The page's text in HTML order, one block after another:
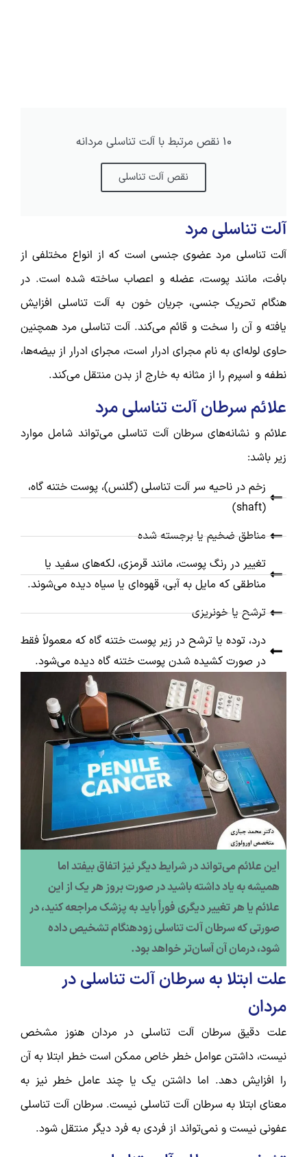
10 نقص مرتبط با آلت تناسلی مردانه
نقص آلت تناسلی
آلت تناسلی مرد
آلت تناسلی مرد عضوی جنسی است که از انواع مختلفی از
بافت، مانند پوست، عضله و اعصاب ساخته شده است. در
هنگام تحریک جنسی، جریان خون به آلت تناسلی افزایش
یافته و آن را سخت و قائم می‌کند. آلت تناسلی مرد همچنین
حاوی لوله‌ای به نام مجرای ادرار است، مجرای ادرار از بیضه‌ها،
نطفه و اسپرم را از مثانه به خارج از بدن منتقل می‌کند.
علائم سرطان آلت تناسلی مرد
علائم و نشانه‌های سرطان آلت تناسلی می‌تواند شامل موارد
زیر باشد:
زخم در ناحیه سر آلت تناسلی (گلنس)، پوست ختنه گاه،
(shaft)
مناطق ضخیم یا برجسته شده
تغییر در رنگ پوست، مانند قرمزی، لکه‌های سفید یا
مناطقی که مایل به آبی، قهوه‌ای یا سیاه دیده می‌شوند.
ترشح یا خونریزی
درد، توده یا ترشح در زیر پوست ختنه گاه که معمولاً فقط
در صورت کشیده شدن پوست ختنه گاه دیده می‌شود.
این علائم می‌تواند در شرایط دیگر نیز اتفاق بیفتد اما
همیشه به یاد داشته باشید در صورت بروز هر یک از این
علائم یا هر تغییر دیگری فوراً باید به پزشک مراجعه کنید، در
صورتی که سرطان آلت تناسلی زودهنگام تشخیص داده
شود، درمان آن آسان‌تر خواهد بود.
علت ابتلا به سرطان آلت تناسلی در
مردان
علت دقیق سرطان آلت تناسلی در مردان هنوز مشخص
نیست، داشتن عوامل خطر خاص ممکن است خطر ابتلا به آن
را افزایش دهد. اما داشتن یک یا چند عامل خطر نیز به
معنای ابتلا به سرطان آلت تناسلی نیست. سرطان آلت تناسلی
عفونی نیست و نمی‌تواند از فردی به فرد دیگر منتقل شود.